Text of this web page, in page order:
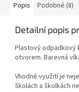
Popis Podobné (8)
Detailní popis
Plastový odpadkový
otvorem. Barevná
Vhodné využití je
školách a školkách